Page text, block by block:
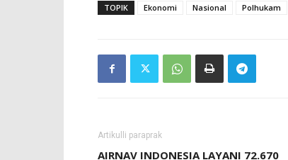
TOPIK Ekonomi Nasional Polhukam
Artikulli paraprak
AIRNAV INDONESIA LAYANI 72.670